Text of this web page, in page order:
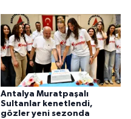
Antalya Muratpaşalı
Sultanlar kenetlendi,
gözler yeni sezonda